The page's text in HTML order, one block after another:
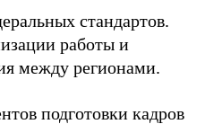
стандартов.
работы и
между регионами.
подготовки кадров